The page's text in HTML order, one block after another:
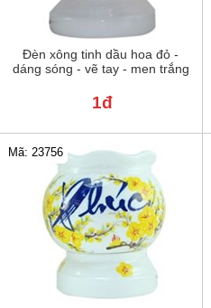
Đèn xông tinh dầu hoa đỏ -
dáng sóng - vẽ tay - men trắng
1đ
Mã: 23756